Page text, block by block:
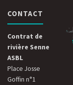
CONTACT
Contrat de
rivière Senne
ASBL
Place Josse
Goffin n°1